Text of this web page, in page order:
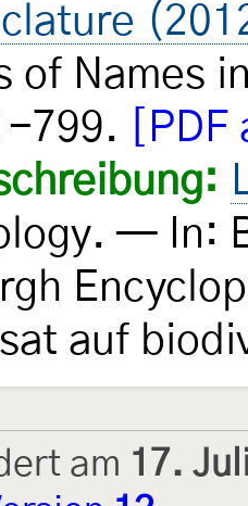
of Names
799.
— In:
auf
am 17.